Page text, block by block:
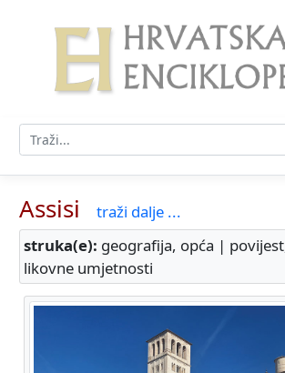
Assisi
traži dalje ...
struka(e): geografija, opća |
likovne umjetnosti